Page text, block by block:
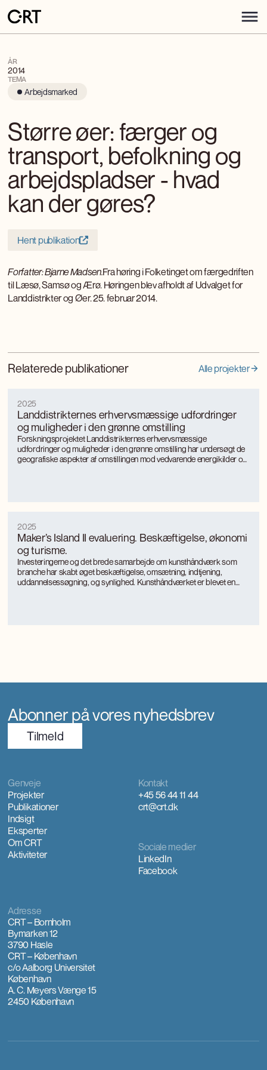
ÅR
2014
TEMA
Arbejdsmarked
Større øer: færger og
transport, befolkning og
arbejdspladser - hvad
kan der gøres?
Hent publikation
Forfatter: Bjarne Madsen.Fra høring i Folketinget om færgedriften
til Læsø, Samsø og Ærø. Høringen blev afholdt af Udvalget for
Landdistrikter og Øer. 25. februar 2014.
Relaterede publikationer Alle projekter
Landdistrikternes erhvervsmæssige udfordringer
og muligheder i den grønne omstilling
2025
Forskningsprojektet Landdistrikternes erhvervsmæssige
udfordringer og muligheder i den grønne omstilling har undersøgt de
geografiske aspekter af omstillingen mod vedvarende energikilder og
Maker’s Island II evaluering. Beskæftigelse, økonomi
og turisme.
2025
Investeringerne og det brede samarbejde om kunsthåndværk som
branche har skabt øget beskæftigelse, omsætning, indtjening,
uddannelsessøgning, og synlighed. Kunsthåndværket er blevet en
Abonner på vores nyhedsbrev
TilmeId
Kontakt
+45 56 44 11 44
crt@crt.dk
Genveje
Projekter
Publikationer
Indsigt
Eksperter
Om CRT
Aktiviteter
Sociale medier
LinkedIn
Facebook
Adresse
CRT – Bornholm
Bymarken 12
3790 Hasle
CRT – København
c/o Aalborg Universitet
København
A. C. Meyers Vænge 15
2450 København